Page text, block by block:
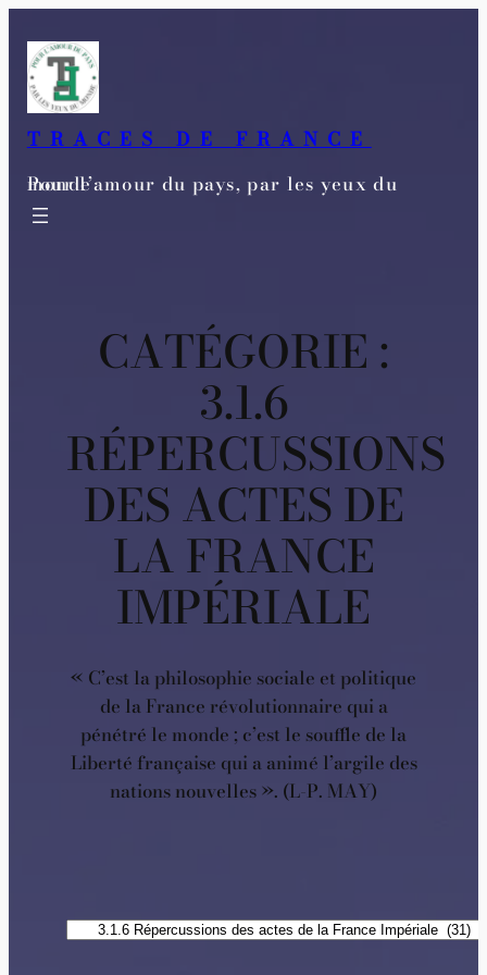
contenu
TRACES DE FRANCE
Pour l’amour du pays, par les yeux du monde
CATÉGORIE :
3.1.6
RÉPERCUSSIONS
DES ACTES DE
LA FRANCE
IMPÉRIALE
« C’est la philosophie sociale et politique
de la France révolutionnaire qui a
pénétré le monde ; c’est le souffle de la
Liberté française qui a animé l’argile des
nations nouvelles ». (L-P. MAY)
Catégories